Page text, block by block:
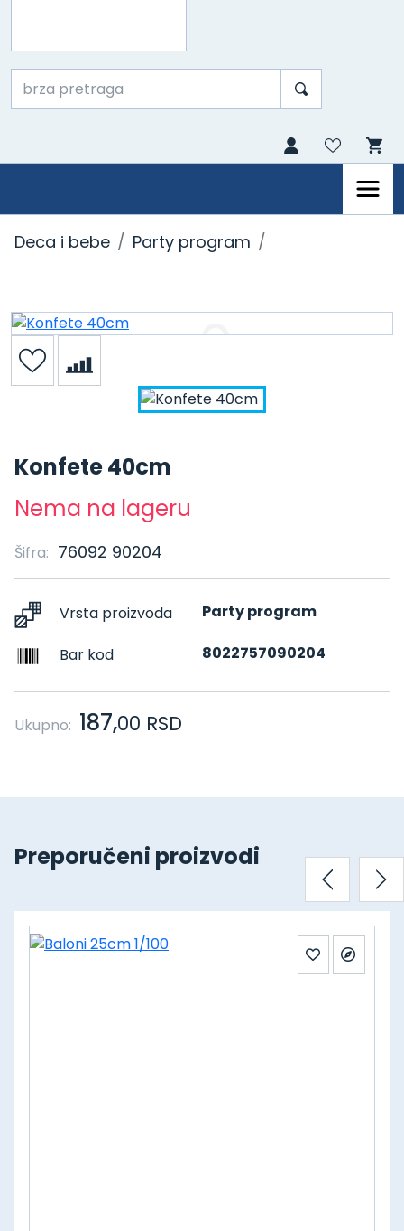
Deca i bebe Party program
Konfete 40cm
Nema na lageru
Šifra: 76092 90204
Vrsta proizvoda Party program
Bar kod 8022757090204
Ukupno: 187,00 RSD
Preporučeni proizvodi